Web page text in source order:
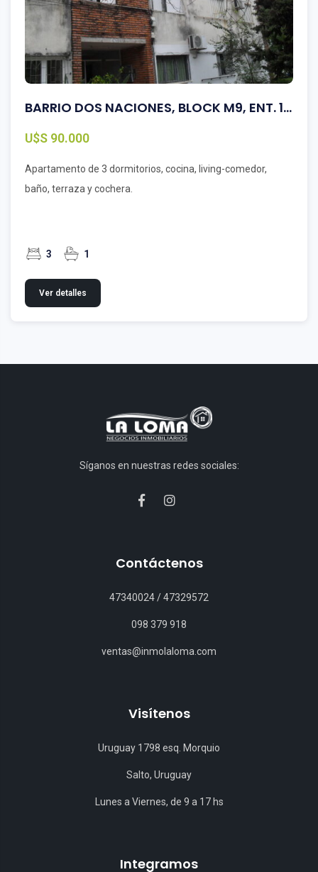
BARRIO DOS NACIONES, BLOCK M9, ENT. 1, APTO. 201
U$S 90.000
Apartamento de 3 dormitorios, cocina, living-comedor,
baño, terraza y cochera.
3 1
Ver detalles
Síganos en nuestras redes sociales:
Contáctenos
47340024/47329572
098 379 918
ventas@inmolaloma.com
Visítenos
Uruguay 1798 esq. Morquio
Salto, Uruguay
Lunes a Viernes, de 9 a 17 hs
Integramos